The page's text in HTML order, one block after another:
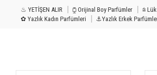
♨ YETİŞEN ALIR ⧮ Orijinal Boy Parfümler
✿ Yazlık Kadın Parfümleri
⚓Yazlık Erkek